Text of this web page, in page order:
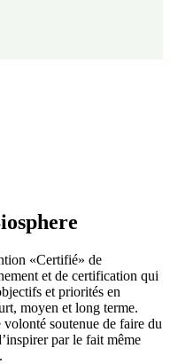
«Certifié» de
et de certification qui
et priorités en
moyen et long terme.
soutenue de faire du
par le fait même